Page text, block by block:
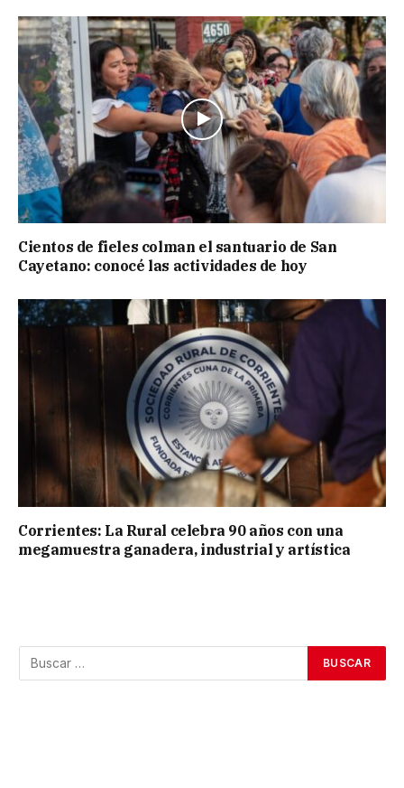
Cientos de fieles colman el santuario de San
Cayetano: conocé las actividades de hoy
Corrientes: La Rural celebra 90 años con una
megamuestra ganadera, industrial y artística